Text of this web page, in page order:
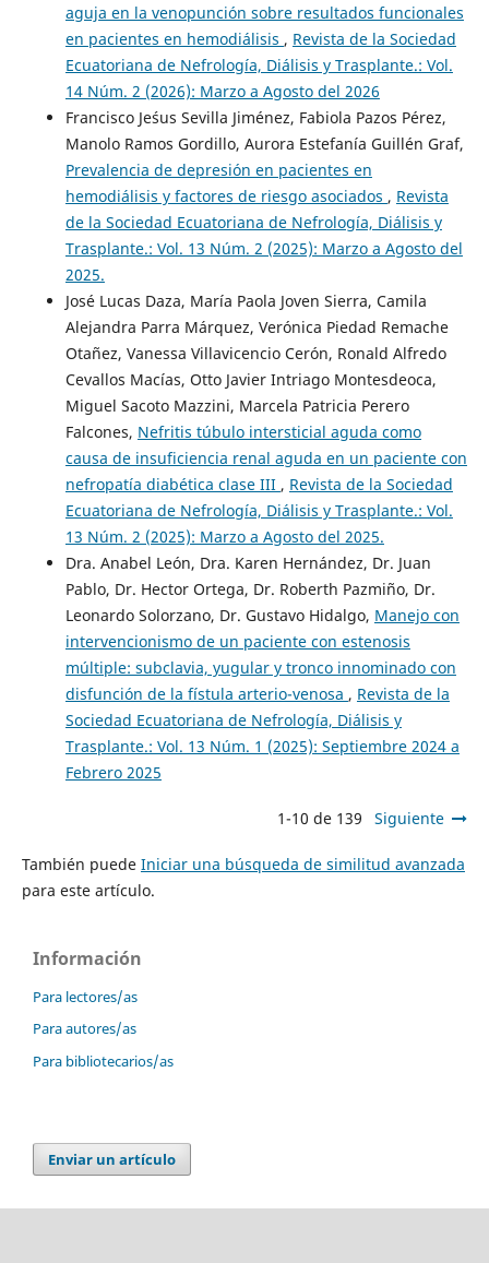
aguja en la venopunción sobre resultados funcionales
en pacientes en hemodiálisis , Revista de la Sociedad
Ecuatoriana de Nefrología, Diálisis y Trasplante.: Vol.
14 Núm. 2 (2026): Marzo a Agosto del 2026
Francisco Je´sus Sevilla Jiménez, Fabiola Pazos Pérez,
Manolo Ramos Gordillo, Aurora Estefanía Guillén Graf,
Prevalencia de depresión en pacientes en
hemodiálisis y factores de riesgo asociados , Revista
de la Sociedad Ecuatoriana de Nefrología, Diálisis y
Trasplante.: Vol. 13 Núm. 2 (2025): Marzo a Agosto del
2025.
José Lucas Daza, María Paola Joven Sierra, Camila
Alejandra Parra Márquez, Verónica Piedad Remache
Otañez, Vanessa Villavicencio Cerón, Ronald Alfredo
Cevallos Macías, Otto Javier Intriago Montesdeoca,
Miguel Sacoto Mazzini, Marcela Patricia Perero
Falcones, Nefritis túbulo intersticial aguda como
causa de insuficiencia renal aguda en un paciente con
nefropatía diabética clase III , Revista de la Sociedad
Ecuatoriana de Nefrología, Diálisis y Trasplante.: Vol.
13 Núm. 2 (2025): Marzo a Agosto del 2025.
Dra. Anabel León, Dra. Karen Hernández, Dr. Juan
Pablo, Dr. Hector Ortega, Dr. Roberth Pazmiño, Dr.
Leonardo Solorzano, Dr. Gustavo Hidalgo, Manejo con
intervencionismo de un paciente con estenosis
múltiple: subclavia, yugular y tronco innominado con
disfunción de la fístula arterio-venosa , Revista de la
Sociedad Ecuatoriana de Nefrología, Diálisis y
Trasplante.: Vol. 13 Núm. 1 (2025): Septiembre 2024 a
Febrero 2025
1-10 de 139 Siguiente
También puede Iniciar una búsqueda de similitud avanzada
para este artículo.
Información
Para lectores/as
Para autores/as
Para bibliotecarios/as
Enviar un artículo